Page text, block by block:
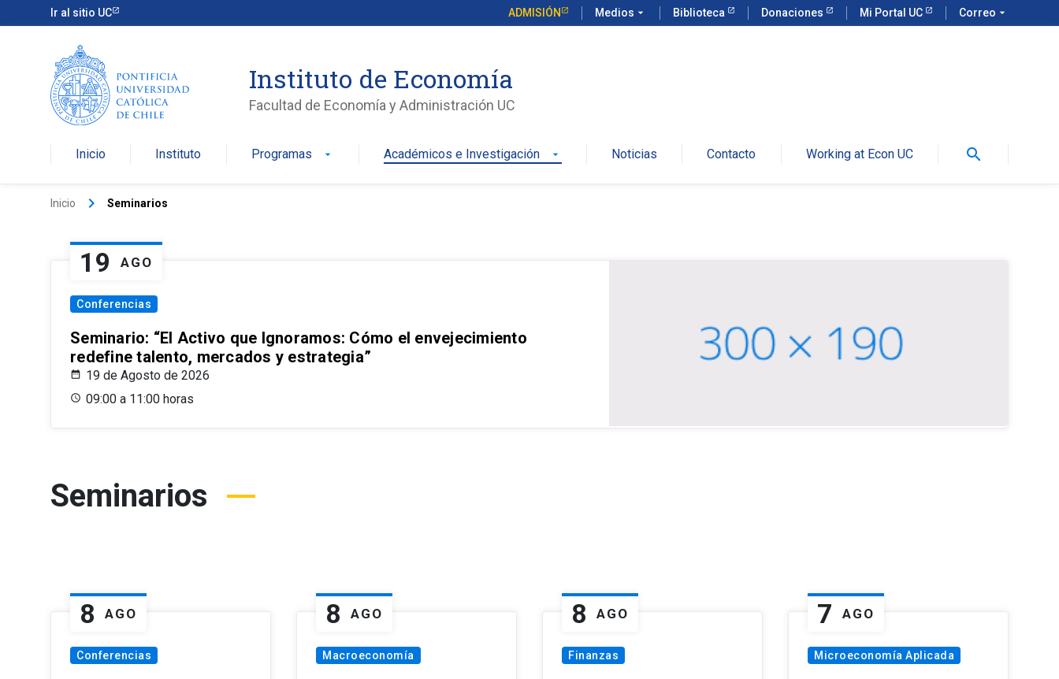
Ir al sitio UC ADMISIÓN Medios arrow_drop_down Biblioteca Donaciones Mi Portal UC Correo arrow_drop_down
Instituto de Economía
Facultad de Economía y Administración UC
Inicio Instituto Programas arrow_drop_down Académicos e Investigación arrow_drop_down Noticias Contacto Working at Econ UC search
Inicio keyboard_arrow_right Seminarios
19 AGO
Conferencias
Seminario: “El Activo que Ignoramos: Cómo el envejecimiento
redefine talento, mercados y estrategia”
19 de Agosto de 2026
09:00 a 11:00 horas
Seminarios
8 AGO
Conferencias
8 AGO
Macroeconomía
8 AGO
Finanzas
7 AGO
Microeconomía Aplicada